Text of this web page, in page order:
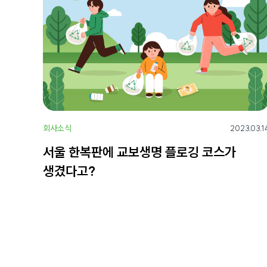
회사소식
서울 한복판에 교보생명 플로깅 코스가
생겼다고?